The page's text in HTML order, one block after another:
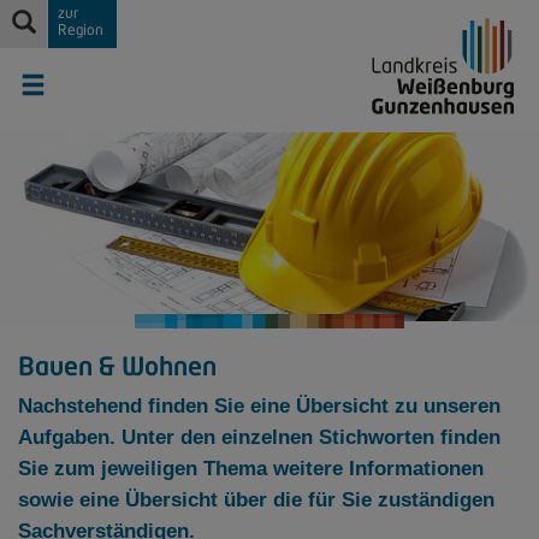
zur
Region
Bauen & Wohnen
Nachstehend finden Sie eine Übersicht zu unseren
Aufgaben. Unter den einzelnen Stichworten finden
Sie zum jeweiligen Thema weitere Informationen
sowie eine Übersicht über die für Sie zuständigen
Sachverständigen.